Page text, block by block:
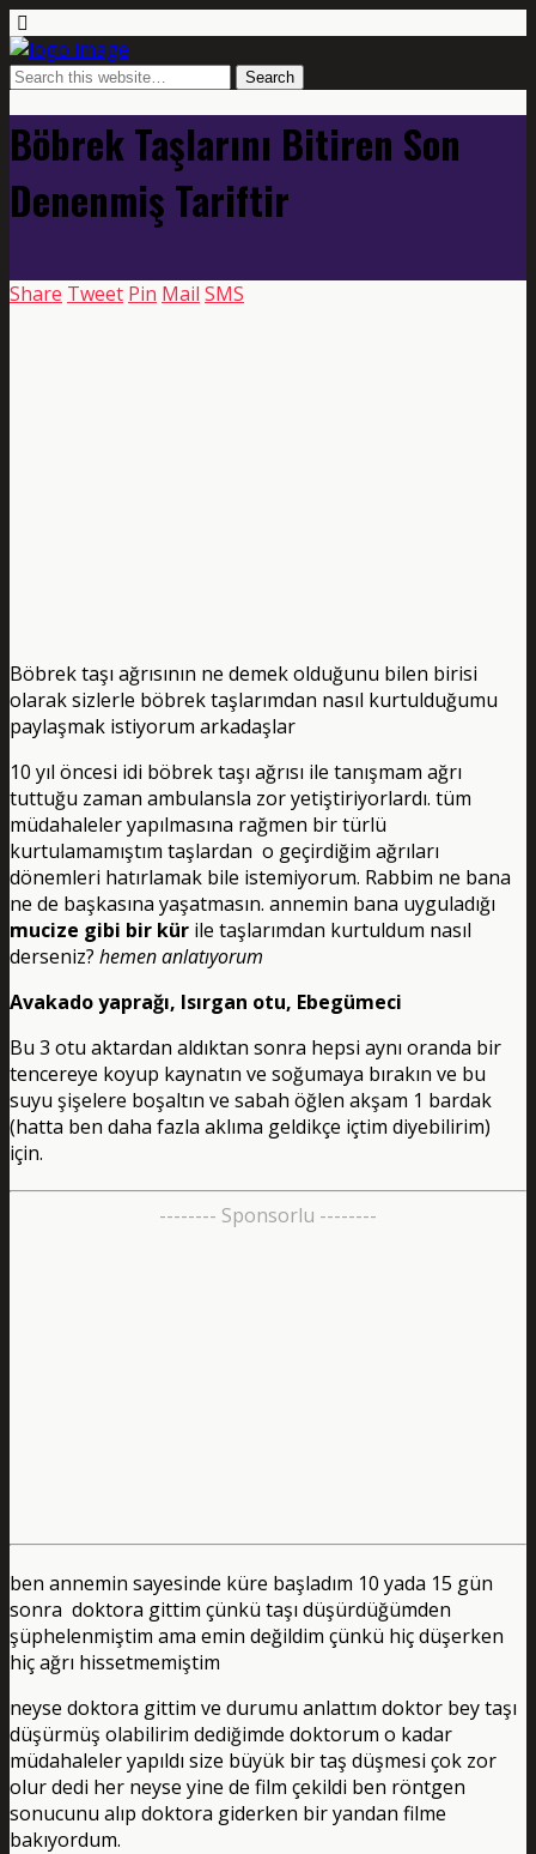
Böbrek Taşlarını Bitiren Son
Denenmiş Tariftir
Share Tweet Pin Mail SMS
Böbrek taşı ağrısının ne demek olduğunu bilen birisi
olarak sizlerle böbrek taşlarımdan nasıl kurtulduğumu
paylaşmak istiyorum arkadaşlar
10 yıl öncesi idi böbrek taşı ağrısı ile tanışmam ağrı
tuttuğu zaman ambulansla zor yetiştiriyorlardı. tüm
müdahaleler yapılmasına rağmen bir türlü
kurtulamamıştım taşlardan o geçirdiğim ağrıları
dönemleri hatırlamak bile istemiyorum. Rabbim ne bana
ne de başkasına yaşatmasın. annemin bana uyguladığı
mucize gibi bir kür ile taşlarımdan kurtuldum nasıl
derseniz? hemen anlatıyorum
Avakado yaprağı, Isırgan otu, Ebegümeci
Bu 3 otu aktardan aldıktan sonra hepsi aynı oranda bir
tencereye koyup kaynatın ve soğumaya bırakın ve bu
suyu şişelere boşaltın ve sabah öğlen akşam 1 bardak
(hatta ben daha fazla aklıma geldikçe içtim diyebilirim)
için.
-------- Sponsorlu --------
ben annemin sayesinde küre başladım 10 yada 15 gün
sonra doktora gittim çünkü taşı düşürdüğümden
şüphelenmiştim ama emin değildim çünkü hiç düşerken
hiç ağrı hissetmemiştim
neyse doktora gittim ve durumu anlattım doktor bey taşı
düşürmüş olabilirim dediğimde doktorum o kadar
müdahaleler yapıldı size büyük bir taş düşmesi çok zor
olur dedi her neyse yine de film çekildi ben röntgen
sonucunu alıp doktora giderken bir yandan filme
bakıyordum.